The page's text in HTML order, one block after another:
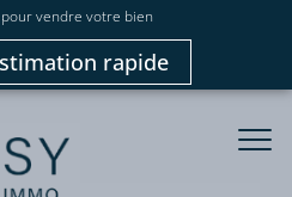
vendre votre bien
rapide